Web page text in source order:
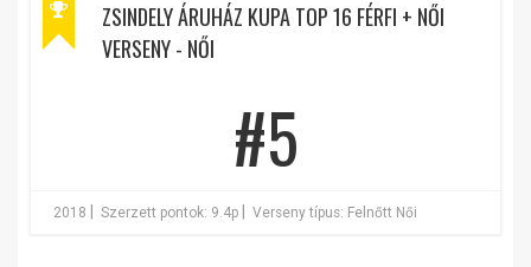
ZSINDELY ÁRUHÁZ KUPA TOP 16 FÉRFI + NŐI
VERSENY - NŐI
#5
2018 Szerzett pontok: 9.4p Verseny típus: Felnőtt Női